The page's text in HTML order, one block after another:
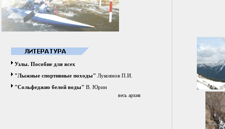
Узлы. Пособие для всех
"Лыжные спортивные походы" Лукоянов П.И.
"Сольфеджио белой воды" В. Юрин
весь архив